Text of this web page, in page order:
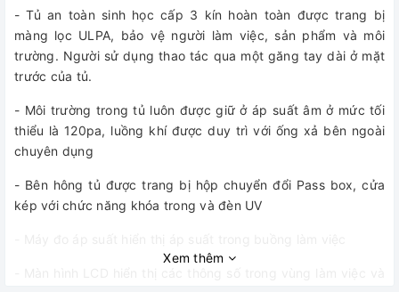
- Tủ an toàn sinh học cấp 3 kín hoàn toàn được trang bị
màng lọc ULPA, bảo vệ người làm việc, sản phẩm và môi
trường. Người sử dụng thao tác qua một găng tay dài ở mặt
trước của tủ.
- Môi trường trong tủ luôn được giữ ở áp suất âm ở mức tối
thiểu là 120pa, luồng khí được duy trì với ống xả bên ngoài
chuyên dụng
- Bên hông tủ được trang bị hộp chuyển đổi Pass box, cửa
kép với chức năng khóa trong và đèn UV
Xem thêm